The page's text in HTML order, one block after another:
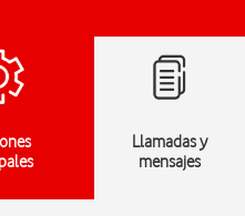
Llamadas y
mensajes